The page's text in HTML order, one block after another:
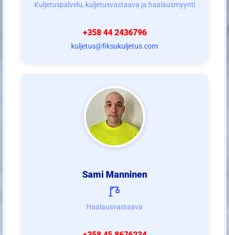
Kuljetuspalvelu, kuljetusvastaava ja haalausmyynti
+358 44 2436796
kuljetus@fiksukuljetus.com
Sami Manninen
Haalausvastaava